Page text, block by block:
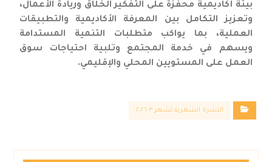
بيئة أكاديمية محفّزة على التفكير الخلّاق وريادة الأعمال،
وتعزيز التكامل بين المعرفة الأكاديمية والتطبيقات
العملية، بما يواكب متطلبات التنمية المستدامة
ويسهم في خدمة المجتمع وتلبية احتياجات سوق
العمل على المستويين المحلي والإقليمي.
النشرة الشهرية لشهر ٣ ٢٠٢٦